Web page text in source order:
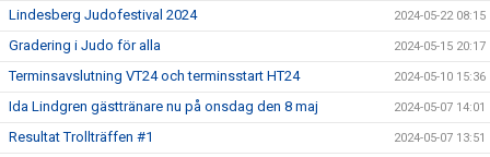
Lindesberg Judofestival 2024 2024-05-22 08:15
Gradering i Judo för alla 2024-05-15 20:17
Terminsavslutning VT24 och terminsstart HT24 2024-05-10 15:36
Ida Lindgren gästtränare nu på onsdag den 8 maj 2024-05-07 14:01
Resultat Trollträffen #1 2024-05-07 13:51